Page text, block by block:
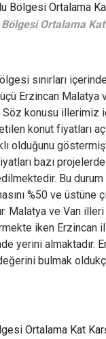
Ortalama Kat
sınırları
Erzincan Malatya
konusu illerimiz
konut fiyatları
olduğunu
bazı
Bu durum
%50 ve üstüne
Malatya ve Van
iken Erzincan
yerini almaktadır.
bulmak